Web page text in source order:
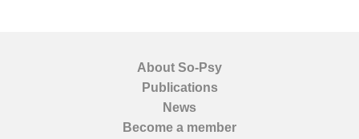
About So-Psy
Publications
News
Become a member